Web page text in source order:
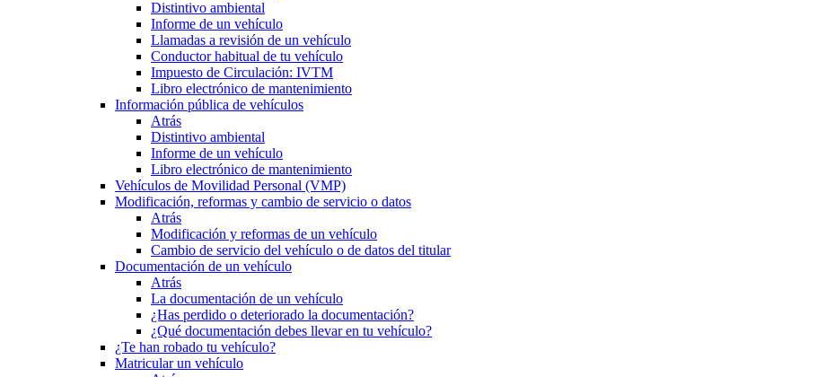
Distintivo ambiental
Informe de un vehículo
Llamadas a revisión de un vehículo
Conductor habitual de tu vehículo
Impuesto de Circulación: IVTM
Libro electrónico de mantenimiento
Información pública de vehículos
Atrás
Distintivo ambiental
Informe de un vehículo
Libro electrónico de mantenimiento
Vehículos de Movilidad Personal (VMP)
Modificación, reformas y cambio de servicio o datos
Atrás
Modificación y reformas de un vehículo
Cambio de servicio del vehículo o de datos del titular
Documentación de un vehículo
Atrás
La documentación de un vehículo
¿Has perdido o deteriorado la documentación?
¿Qué documentación debes llevar en tu vehículo?
¿Te han robado tu vehículo?
Matricular un vehículo